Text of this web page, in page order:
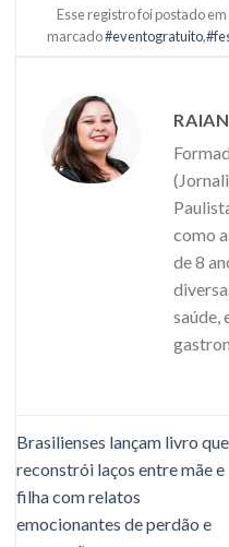
Esse registro foi postado em
marcado#eventogratuito,
como
de 8
saúde,
Brasilienses lançam livro que
reconstrói laços entre mãe e
filha com relatos
emocionantes de perdão e